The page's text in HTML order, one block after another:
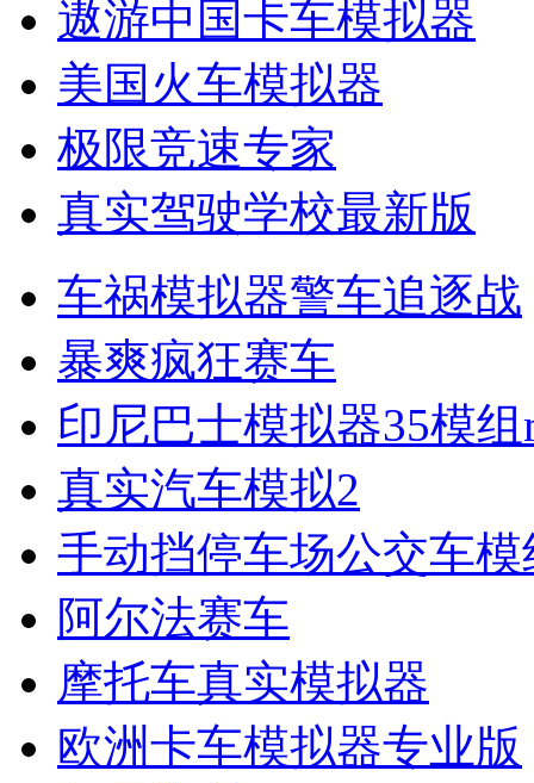
遨游中国卡车模拟器
美国火车模拟器
极限竞速专家
真实驾驶学校最新版
车祸模拟器警车追逐战
暴爽疯狂赛车
印尼巴士模拟器35模组
真实汽车模拟2
手动挡停车场公交车模
阿尔法赛车
摩托车真实模拟器
欧洲卡车模拟器专业版